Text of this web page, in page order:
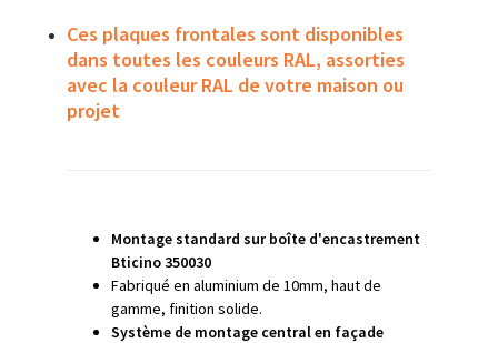
Ces plaques frontales sont disponibles
dans toutes les couleurs RAL, assorties
avec la couleur RAL de votre maison ou
projet
Montage standard sur boîte d'encastrement
Bticino 350030
Fabriqué en aluminium de 10mm, haut de
gamme, finition solide.
Système de montage central en façade